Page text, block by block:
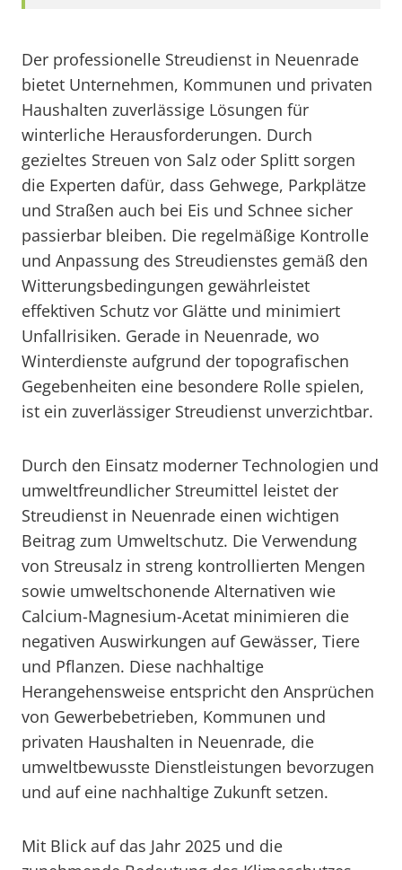
Der professionelle Streudienst in Neuenrade
bietet Unternehmen, Kommunen und privaten
Haushalten zuverlässige Lösungen für
winterliche Herausforderungen. Durch
gezieltes Streuen von Salz oder Splitt sorgen
die Experten dafür, dass Gehwege, Parkplätze
und Straßen auch bei Eis und Schnee sicher
passierbar bleiben. Die regelmäßige Kontrolle
und Anpassung des Streudienstes gemäß den
Witterungsbedingungen gewährleistet
effektiven Schutz vor Glätte und minimiert
Unfallrisiken. Gerade in Neuenrade, wo
Winterdienste aufgrund der topografischen
Gegebenheiten eine besondere Rolle spielen,
ist ein zuverlässiger Streudienst unverzichtbar.
Durch den Einsatz moderner Technologien und
umweltfreundlicher Streumittel leistet der
Streudienst in Neuenrade einen wichtigen
Beitrag zum Umweltschutz. Die Verwendung
von Streusalz in streng kontrollierten Mengen
sowie umweltschonende Alternativen wie
Calcium-Magnesium-Acetat minimieren die
negativen Auswirkungen auf Gewässer, Tiere
und Pflanzen. Diese nachhaltige
Herangehensweise entspricht den Ansprüchen
von Gewerbebetrieben, Kommunen und
privaten Haushalten in Neuenrade, die
umweltbewusste Dienstleistungen bevorzugen
und auf eine nachhaltige Zukunft setzen.
Mit Blick auf das Jahr 2025 und die